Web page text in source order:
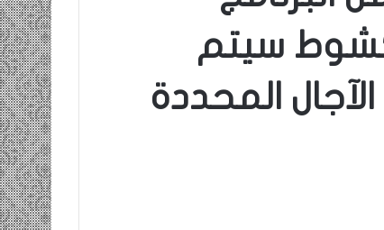
سيتم
المحددة